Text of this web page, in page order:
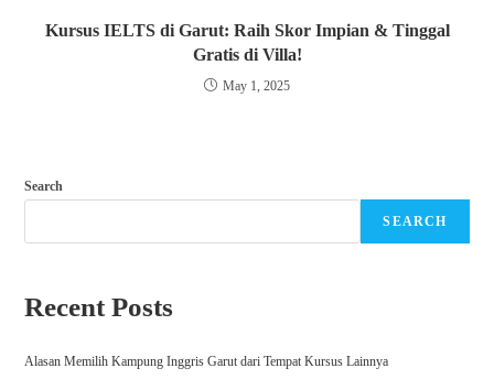
Kursus IELTS di Garut: Raih Skor Impian & Tinggal
Gratis di Villa!
May 1, 2025
Search
SEARCH
Recent Posts
Alasan Memilih Kampung Inggris Garut dari Tempat Kursus Lainnya